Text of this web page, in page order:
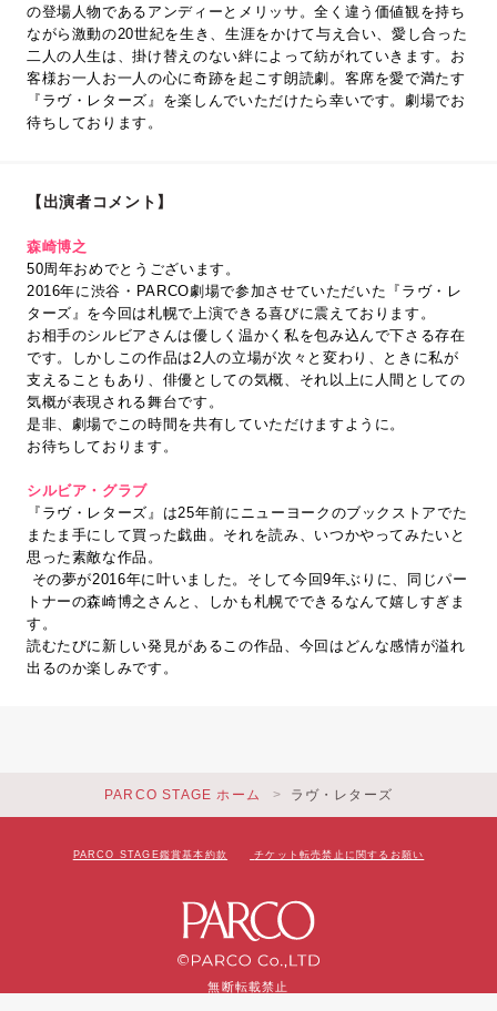
の登場人物であるアンディーとメリッサ。全く違う価値観を持ち
ながら激動の20世紀を生き、生涯をかけて与え合い、愛し合った
二人の人生は、掛け替えのない絆によって紡がれていきます。お
客様お一人お一人の心に奇跡を起こす朗読劇。客席を愛で満たす
『ラヴ・レターズ』を楽しんでいただけたら幸いです。劇場でお
待ちしております。
【出演者コメント】
森崎博之
50周年おめでとうございます。
2016年に渋谷・PARCO劇場で参加させていただいた『ラヴ・レ
ターズ』を今回は札幌で上演できる喜びに震えております。
お相手のシルビアさんは優しく温かく私を包み込んで下さる存在
です。しかしこの作品は2人の立場が次々と変わり、ときに私が
支えることもあり、俳優としての気概、それ以上に人間としての
気概が表現される舞台です。
是非、劇場でこの時間を共有していただけますように。
お待ちしております。
シルビア・グラブ
『ラヴ・レターズ』は25年前にニューヨークのブックストアでた
またま手にして買った戯曲。それを読み、いつかやってみたいと
思った素敵な作品。
その夢が2016年に叶いました。そして今回9年ぶりに、同じパー
トナーの森崎博之さんと、しかも札幌でできるなんて嬉しすぎま
す。
読むたびに新しい発見があるこの作品、今回はどんな感情が溢れ
出るのか楽しみです。
PARCO STAGE ホーム ラヴ・レターズ
PARCO STAGE鑑賞基本約款 チケット転売禁止に関するお願い
無断転載禁止